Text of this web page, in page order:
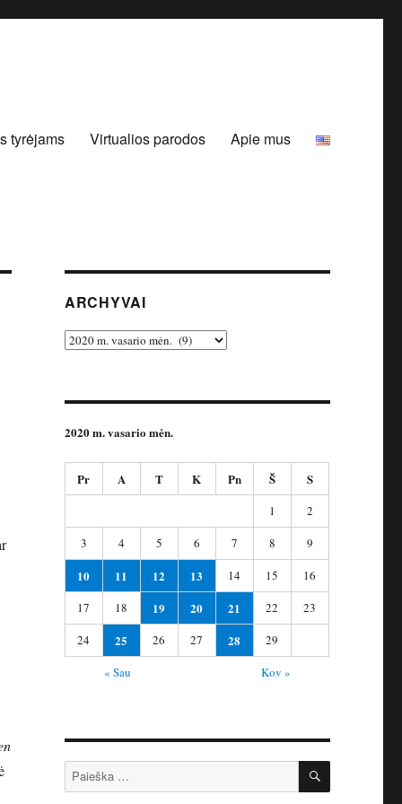
tyrėjams Virtualios parodos Apie mus
ARCHYVAI
Archyvai
2020 m. vasario mėn.
Pr A T K Pn Š S
1
2
3
4 5 6 7 8 9
10 11 12 13 14 15
16
17
18 19 20 21 22
23
24
25 26 27 28
29
« Sau
Kov »
Ieškoti: IEŠKOTI